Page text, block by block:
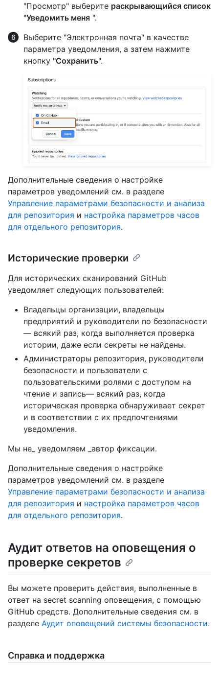
"Просмотр" выберите раскрывающийся список
"Уведомить меня ".
Выберите "Электронная почта" в качестве
параметра уведомления, а затем нажмите
кнопку "Сохранить".
Дополнительные сведения о настройке
параметров уведомлений см. в разделе
Управление параметрами безопасности и анализа
для репозитория и настройка параметров часов
для отдельного репозитория.
Исторические проверки
Для исторических сканирований GitHub
уведомляет следующих пользователей:
Владельцы организации, владельцы
предприятий и руководители по безопасности
— всякий раз, когда выполняется проверка
истории, даже если секреты не найдены.
Администраторы репозитория, руководители
безопасности и пользователи с
пользовательскими ролями с доступом на
чтение и запись— всякий раз, когда
историческая проверка обнаруживает секрет
и в соответствии с их предпочтениями
уведомления.
Мы не_ уведомляем _автор фиксации.
Дополнительные сведения о настройке
параметров уведомлений см. в разделе
Управление параметрами безопасности и анализа
для репозитория и настройка параметров часов
для отдельного репозитория.
Аудит ответов на оповещения о
проверке секретов
Вы можете проверить действия, выполненные в
ответ на secret scanning оповещения, с помощью
GitHub средств. Дополнительные сведения см. в
разделе Аудит оповещений системы безопасности.
Справка и поддержка